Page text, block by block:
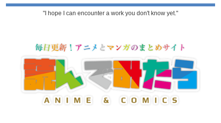
"I hope I can encounter a work you don't know yet."